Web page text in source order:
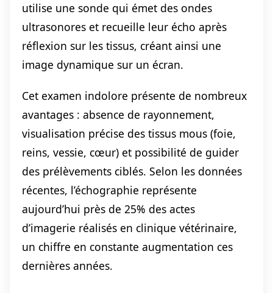
utilise une sonde qui émet des ondes
ultrasonores et recueille leur écho après
réflexion sur les tissus, créant ainsi une
image dynamique sur un écran.
Cet examen indolore présente de nombreux
avantages : absence de rayonnement,
visualisation précise des tissus mous (foie,
reins, vessie, cœur) et possibilité de guider
des prélèvements ciblés. Selon les données
récentes, l’échographie représente
aujourd’hui près de 25% des actes
d’imagerie réalisés en clinique vétérinaire,
un chiffre en constante augmentation ces
dernières années.